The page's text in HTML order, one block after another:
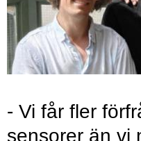
- Vi får fler
sensorer än vi